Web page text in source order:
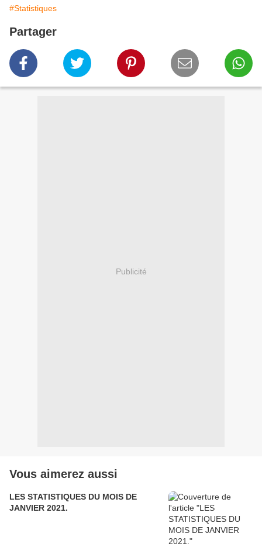
#Statistiques
Partager
Publicité
Vous aimerez aussi
LES STATISTIQUES DU MOIS DE
JANVIER 2021.